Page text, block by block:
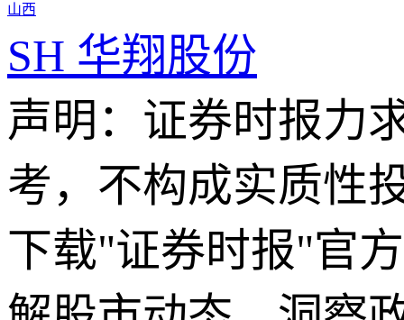
山西
SH 华翔股份
声明：证券时报力
考，不构成实质性
下载"证券时报"官